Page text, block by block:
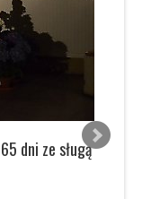
dni ze sługą